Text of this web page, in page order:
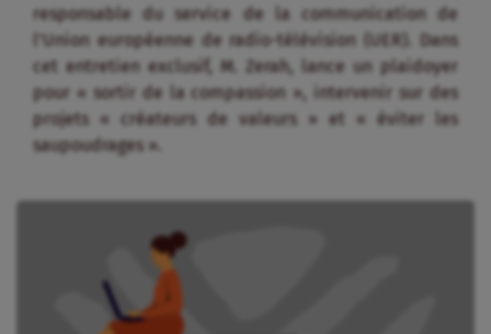
responsable du service de la communication de
l’Union européenne de radio-télévision (UER). Dans
cet entretien exclusif, M. Zerah, lance un plaidoyer
pour « sortir de la compassion », intervenir sur des
projets « créateurs de valeurs » et « éviter les
saupoudrages ».